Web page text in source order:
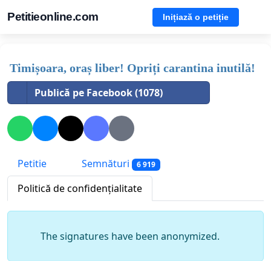
Petitieonline.com Inițiază o petiție
Timișoara, oraș liber! Opriți carantina inutilă!
Publică pe Facebook (1078)
Petitie Semnături 6 919
Politică de confidențialitate
The signatures have been anonymized.